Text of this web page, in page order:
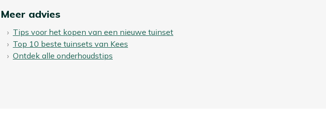
Meer advies
Tips voor het kopen van een nieuwe tuinset
Top 10 beste tuinsets van Kees
Ontdek alle onderhoudstips